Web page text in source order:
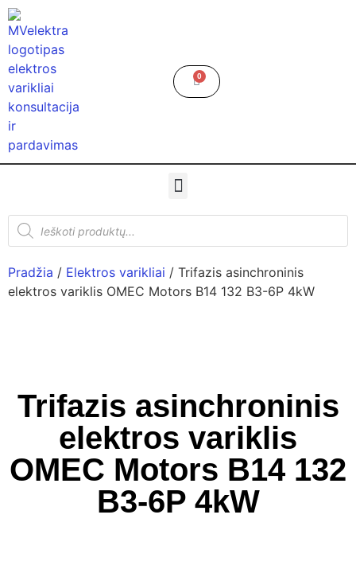
0
Pradžia / Elektros varikliai / Trifazis asinchroninis
elektros variklis OMEC Motors B14 132 B3-6P 4kW
Trifazis asinchroninis
elektros variklis
OMEC Motors B14 132
B3-6P 4kW